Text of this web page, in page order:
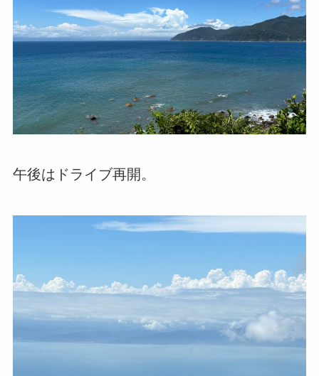
午後はドライブ再開。